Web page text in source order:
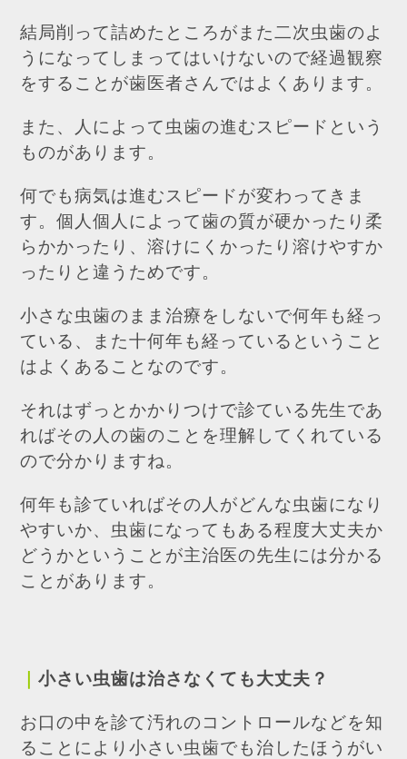
結局削って詰めたところがまた二次虫歯のよ
うになってしまってはいけないので経過観察
をすることが歯医者さんではよくあります。
また、人によって虫歯の進むスピードという
ものがあります。
何でも病気は進むスピードが変わってきま
す。個人個人によって歯の質が硬かったり柔
らかかったり、溶けにくかったり溶けやすか
ったりと違うためです。
小さな虫歯のまま治療をしないで何年も経っ
ている、また十何年も経っているということ
はよくあることなのです。
それはずっとかかりつけで診ている先生であ
ればその人の歯のことを理解してくれている
ので分かりますね。
何年も診ていればその人がどんな虫歯になり
やすいか、虫歯になってもある程度大丈夫か
どうかということが主治医の先生には分かる
ことがあります。
小さい虫歯は治さなくても大丈夫？
お口の中を診て汚れのコントロールなどを知
ることにより小さい虫歯でも治したほうがい